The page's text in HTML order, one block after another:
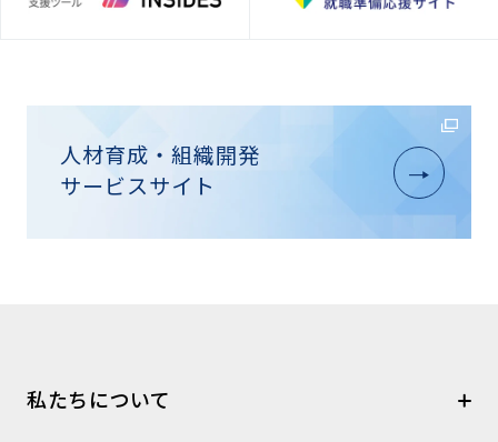
人材育成・組織開発
サービスサイト
私たちについて